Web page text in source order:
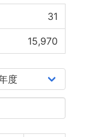
31
15,970